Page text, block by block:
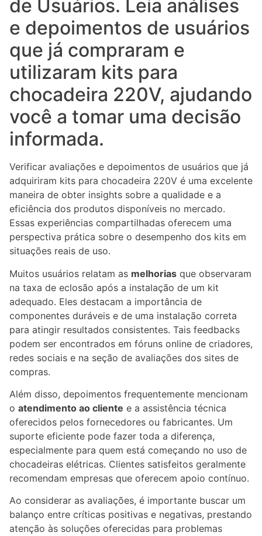
de Usuários. Leia análises
e depoimentos de usuários
que já compraram e
utilizaram kits para
chocadeira 220V, ajudando
você a tomar uma decisão
informada.
Verificar avaliações e depoimentos de usuários que já
adquiriram kits para chocadeira 220V é uma excelente
maneira de obter insights sobre a qualidade e a
eficiência dos produtos disponíveis no mercado.
Essas experiências compartilhadas oferecem uma
perspectiva prática sobre o desempenho dos kits em
situações reais de uso.
Muitos usuários relatam as melhorias que observaram
na taxa de eclosão após a instalação de um kit
adequado. Eles destacam a importância de
componentes duráveis e de uma instalação correta
para atingir resultados consistentes. Tais feedbacks
podem ser encontrados em fóruns online de criadores,
redes sociais e na seção de avaliações dos sites de
compras.
Além disso, depoimentos frequentemente mencionam
o atendimento ao cliente e a assistência técnica
oferecidos pelos fornecedores ou fabricantes. Um
suporte eficiente pode fazer toda a diferença,
especialmente para quem está começando no uso de
chocadeiras elétricas. Clientes satisfeitos geralmente
recomendam empresas que oferecem apoio contínuo.
Ao considerar as avaliações, é importante buscar um
balanço entre críticas positivas e negativas, prestando
atenção às soluções oferecidas para problemas